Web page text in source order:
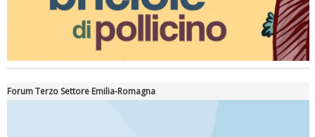
Forum Terzo Settore Emilia-Romagna